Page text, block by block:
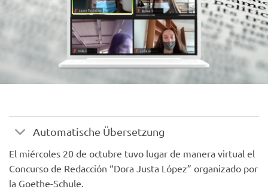
Automatische Übersetzung
El miércoles 20 de octubre tuvo lugar de manera virtual el
Concurso de Redacción “Dora Justa López” organizado por
la Goethe-Schule.